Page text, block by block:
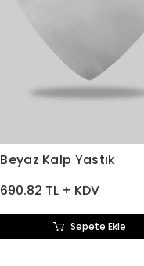
Beyaz Kalp Yastık
690.82 TL + KDV
Sepete Ekle